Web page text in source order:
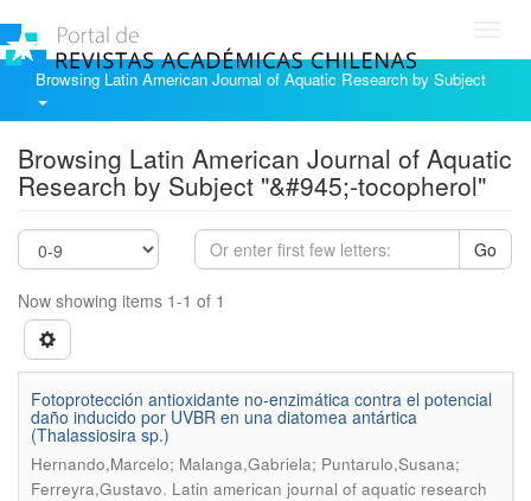
Browsing Latin American Journal of Aquatic Research by Subject
Browsing Latin American Journal of Aquatic
Research by Subject "&#945;-tocopherol"
Go
Now showing items 1-1 of 1
Fotoprotección antioxidante no-enzimática contra el potencial
daño inducido por UVBR en una diatomea antártica
(Thalassiosira sp.)
Hernando,Marcelo; Malanga,Gabriela; Puntarulo,Susana;
Ferreyra,Gustavo. Latin american journal of aquatic research